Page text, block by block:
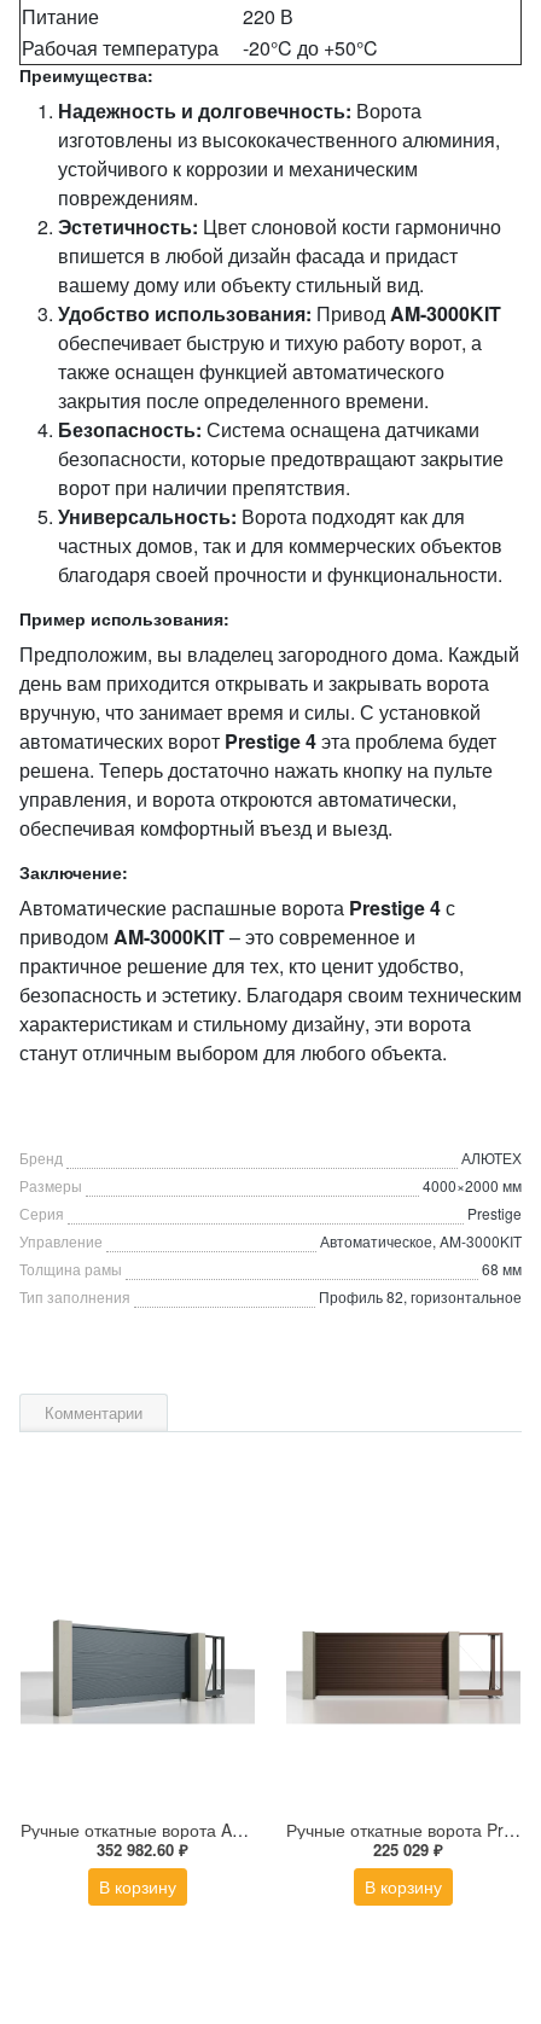
Питание
220 В
Рабочая температура
-20°C до +50°C
Преимущества:
Надежность и долговечность: Ворота
изготовлены из высококачественного алюминия,
устойчивого к коррозии и механическим
повреждениям.
Эстетичность: Цвет слоновой кости гармонично
впишется в любой дизайн фасада и придаст
вашему дому или объекту стильный вид.
Удобство использования: ПриводAM-3000KIT
обеспечивает быструю и тихую работу ворот, а
также оснащен функцией автоматического
закрытия после определенного времени.
Безопасность: Система оснащена датчиками
безопасности, которые предотвращают закрытие
ворот при наличии препятствия.
Универсальность: Ворота подходят как для
частных домов, так и для коммерческих объектов
благодаря своей прочности и функциональности.
Пример использования:
Предположим, вы владелец загородного дома. Каждый
день вам приходится открывать и закрывать ворота
вручную, что занимает время и силы. С установкой
автоматических ворот Prestige 4эта проблема будет
решена. Теперь достаточно нажать кнопку на пульте
управления, и ворота откроются автоматически,
обеспечивая комфортный въезд и выезд.
Заключение:
Автоматические распашные ворота Prestige 4с
приводом AM-3000KIT– это современное и
практичное решение для тех, кто ценит удобство,
безопасность и эстетику. Благодаря своим техническим
характеристикам и стильному дизайну, эти ворота
станут отличным выбором для любого объекта.
Бренд
АЛЮТЕХ
Размеры
4000×2000 мм
Серия
Prestige
Управление
Автоматическое, AM-3000KIT
Толщина рамы
68 мм
Тип заполнения
Профиль 82, горизонтальное
Комментарии
Ручные откатные ворота ALUTECH Prestige 5 метров
352 982.60 ₽
В корзину
Ручные откатные ворота Prestige 3.8 на 2 метра
225 029 ₽
В корзину